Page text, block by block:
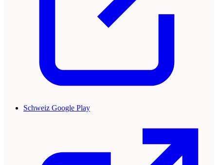
Schweiz Google Play